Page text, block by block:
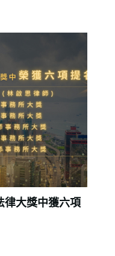
律大獎中獲六項